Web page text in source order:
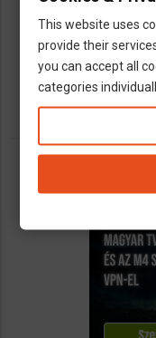
This website uses
provide their
you can accept all
categories